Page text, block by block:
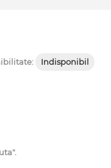
Indisponibil